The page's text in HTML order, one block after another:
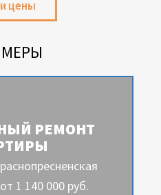
цены
РЕМОНТ
от 1 140 000 руб.